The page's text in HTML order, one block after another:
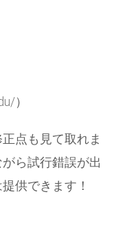
）
点も見て取れま
ら試行錯誤が出
供できます！